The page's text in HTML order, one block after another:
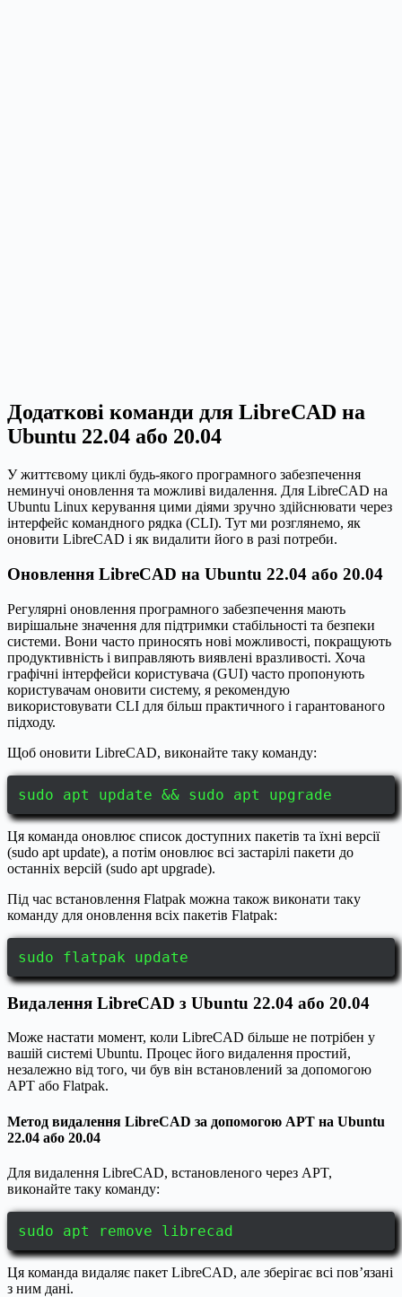
Додаткові команди для LibreCAD на
Ubuntu 22.04 або 20.04
У життєвому циклі будь-якого програмного забезпечення
неминучі оновлення та можливі видалення. Для LibreCAD на
Ubuntu Linux керування цими діями зручно здійснювати через
інтерфейс командного рядка (CLI). Тут ми розглянемо, як
оновити LibreCAD і як видалити його в разі потреби.
Оновлення LibreCAD на Ubuntu 22.04 або 20.04
Регулярні оновлення програмного забезпечення мають
вирішальне значення для підтримки стабільності та безпеки
системи. Вони часто приносять нові можливості, покращують
продуктивність і виправляють виявлені вразливості. Хоча
графічні інтерфейси користувача (GUI) часто пропонують
користувачам оновити систему, я рекомендую
використовувати CLI для більш практичного і гарантованого
підходу.
Щоб оновити LibreCAD, виконайте таку команду:
sudo apt update && sudo apt upgrade
Ця команда оновлює список доступних пакетів та їхні версії
(sudo apt update), а потім оновлює всі застарілі пакети до
останніх версій (sudo apt upgrade).
Під час встановлення Flatpak можна також виконати таку
команду для оновлення всіх пакетів Flatpak:
sudo flatpak update
Видалення LibreCAD з Ubuntu 22.04 або 20.04
Може настати момент, коли LibreCAD більше не потрібен у
вашій системі Ubuntu. Процес його видалення простий,
незалежно від того, чи був він встановлений за допомогою
APT або Flatpak.
Метод видалення LibreCAD за допомогою APT на Ubuntu
22.04 або 20.04
Для видалення LibreCAD, встановленого через APT,
виконайте таку команду:
sudo apt remove librecad
Ця команда видаляє пакет LibreCAD, але зберігає всі пов’язані
з ним дані.